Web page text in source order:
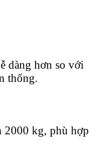
dàng hơn so với
thống.
2000 kg, phù hợp